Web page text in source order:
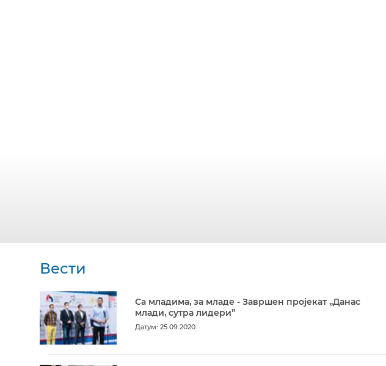
Вести
Са младима, за младе - Завршен пројекат „Данас
млади, сутра лидери”
Датум: 25.09.2020